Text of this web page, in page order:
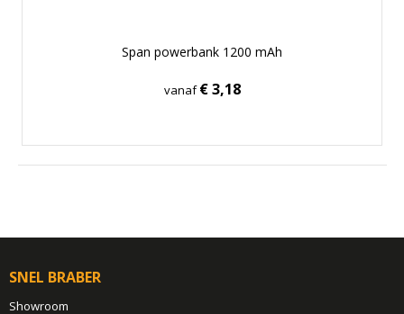
Span powerbank 1200 mAh
vanaf€ 3,18
SNEL BRABER
Showroom